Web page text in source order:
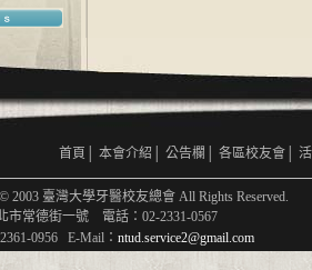
首頁 本會介紹 公告欄 各區校友會
2003 臺灣大學牙醫校友總會 All Rights Reserved.
市常德街一號 電話：02-2331-0567
0956 E-Mail： ntud.service2@gmail.com